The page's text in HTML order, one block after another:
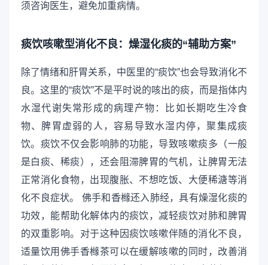
须咨询医生，避免加重病情。
痰饮咳嗽型消化不良：燥湿化痰的“辅助方案”
除了情绪和肝胃关系，中医里的“痰饮”也会导致消化不
良。这里的“痰饮”不是平时说的咳出的痰，而是指体内
水湿代谢失常形成的病理产物：比如长期吃生冷食
物、脾胃虚弱的人，容易导致水湿内停，聚集成痰
饮。痰饮不仅会影响肺的功能，导致咳嗽痰多（一般
是白痰、稀痰），还会阻滞脾胃的气机，让脾胃无法
正常消化食物，出现腹胀、不想吃饭、大便稀溏等消
化不良症状。 佛手和香橼还入肺经，具有燥湿化痰的
功效，能帮助化解体内的痰饮，减轻痰饮对肺和脾胃
的双重影响。对于这种因痰饮咳嗽伴随的消化不良，
适量饮用佛手香橼茶可以在缓解咳嗽的同时，改善消